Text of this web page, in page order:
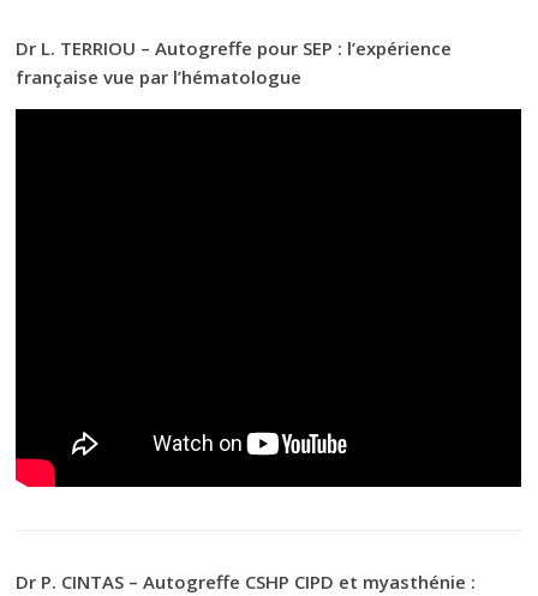
Dr L. TERRIOU – Autogreffe pour SEP : l’expérience
française vue par l’hématologue
Dr P. CINTAS – Autogreffe CSHP CIPD et myasthénie :